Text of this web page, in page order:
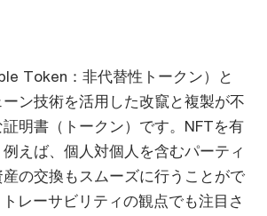
Token：非代替性トークン）と
ン技術を活用した改竄と複製が不
明書（トークン）です。NFTを有
えば、個人対個人を含むパーティ
の交換もスムーズに行うことがで
レーサビリティの観点でも注目さ